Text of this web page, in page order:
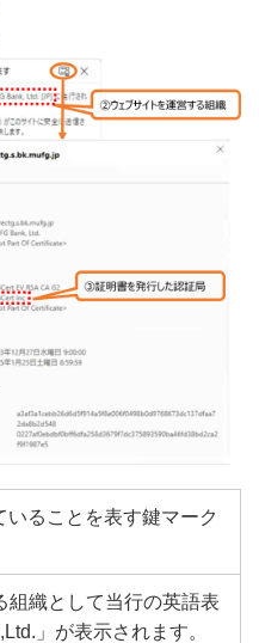
ることを表す鍵マーク
組織として当行の英語表
」が表示されます。